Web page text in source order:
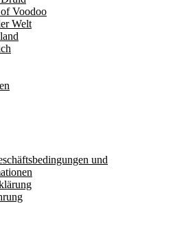
Voodoo
Welt
und